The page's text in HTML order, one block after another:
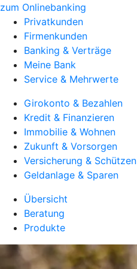
zum Onlinebanking
Privatkunden
Firmenkunden
Banking & Verträge
Meine Bank
Service & Mehrwerte
Girokonto & Bezahlen
Kredit & Finanzieren
Immobilie & Wohnen
Zukunft & Vorsorgen
Versicherung & Schützen
Geldanlage & Sparen
Übersicht
Beratung
Produkte